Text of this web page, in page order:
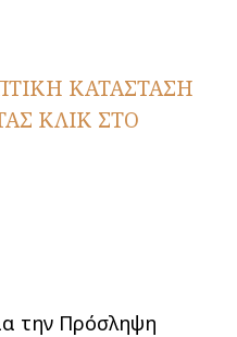
την Πρόσληψη
ΚΑΤΑΣΤΑΣΗ
ΚΛΙΚ ΣΤΟ